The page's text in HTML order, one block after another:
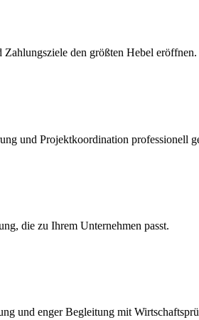
den größten Hebel eröffnen.
und Projektkoordination professionell
die zu Ihrem Unternehmen passt.
und enger Begleitung mit